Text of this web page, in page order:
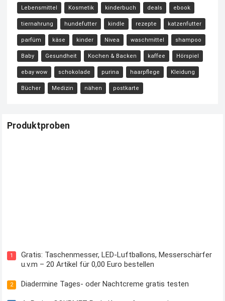
Lebensmittel Kosmetik kinderbuch deals ebook
tiernahrung hundefutter kindle rezepte katzenfutter
parfüm käse kinder Nivea waschmittel shampoo
Baby Gesundheit Kochen & Backen kaffee Hörspiel
ebay wow schokolade purina haarpflege Kleidung
Bücher Medizin nähen postkarte
Produktproben
1
Gratis: Taschenmesser, LED-Luftballons, Messerschärfer
u.v.m – 20 Artikel für 0,00 Euro bestellen
2 Diadermine Tages- oder Nachtcreme gratis testen